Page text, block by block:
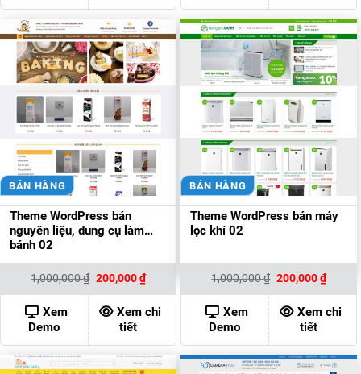
BÁN HÀNG
Theme WordPress bán
nguyên liệu, dung cụ làm
bánh 02
1,000,000₫ Giá
gốc
là:
1,000,000 ₫.
200,000₫Giá
hiện
tại
là:
200,000 ₫.
Xem
Demo
Xem chi
tiết
BÁN HÀNG
Theme WordPress bán máy
lọc khí 02
1,000,000₫ Giá
gốc
là:
1,000,000 ₫.
200,000₫Giá
hiện
tại
là:
Xem
Demo
Xem chi
tiết